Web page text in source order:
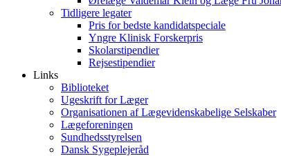
Tidligere legater
Pris for bedste kandidatspeciale
Yngre Klinisk Forskerpris
Skolarstipendier
Rejsestipendier
Links
Biblioteket
Ugeskrift for Læger
Organisationen af Lægevidenskabelige Selskaber
Lægeforeningen
Sundhedsstyrelsen
Dansk Sygeplejeråd